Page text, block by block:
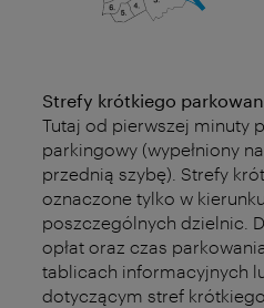
Strefy krótkiego
Tutaj od pierwszej minuty
parkingowy (wypełniony
przednią szybę). Strefy
oznaczone tylko w
poszczególnych dzielnic.
opłat oraz czas
tablicach informacyjnych
dotyczącym stref